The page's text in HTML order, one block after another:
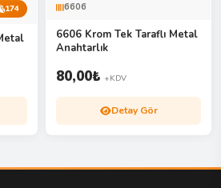
174 6606
6606 Krom Tek Taraflı Metal
Anahtarlık
80,00₺ +KDV
Detay Gör